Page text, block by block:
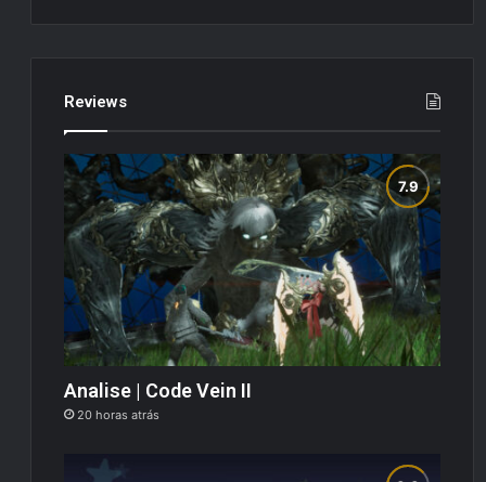
Reviews
Analise | Code Vein II
20 horas atrás